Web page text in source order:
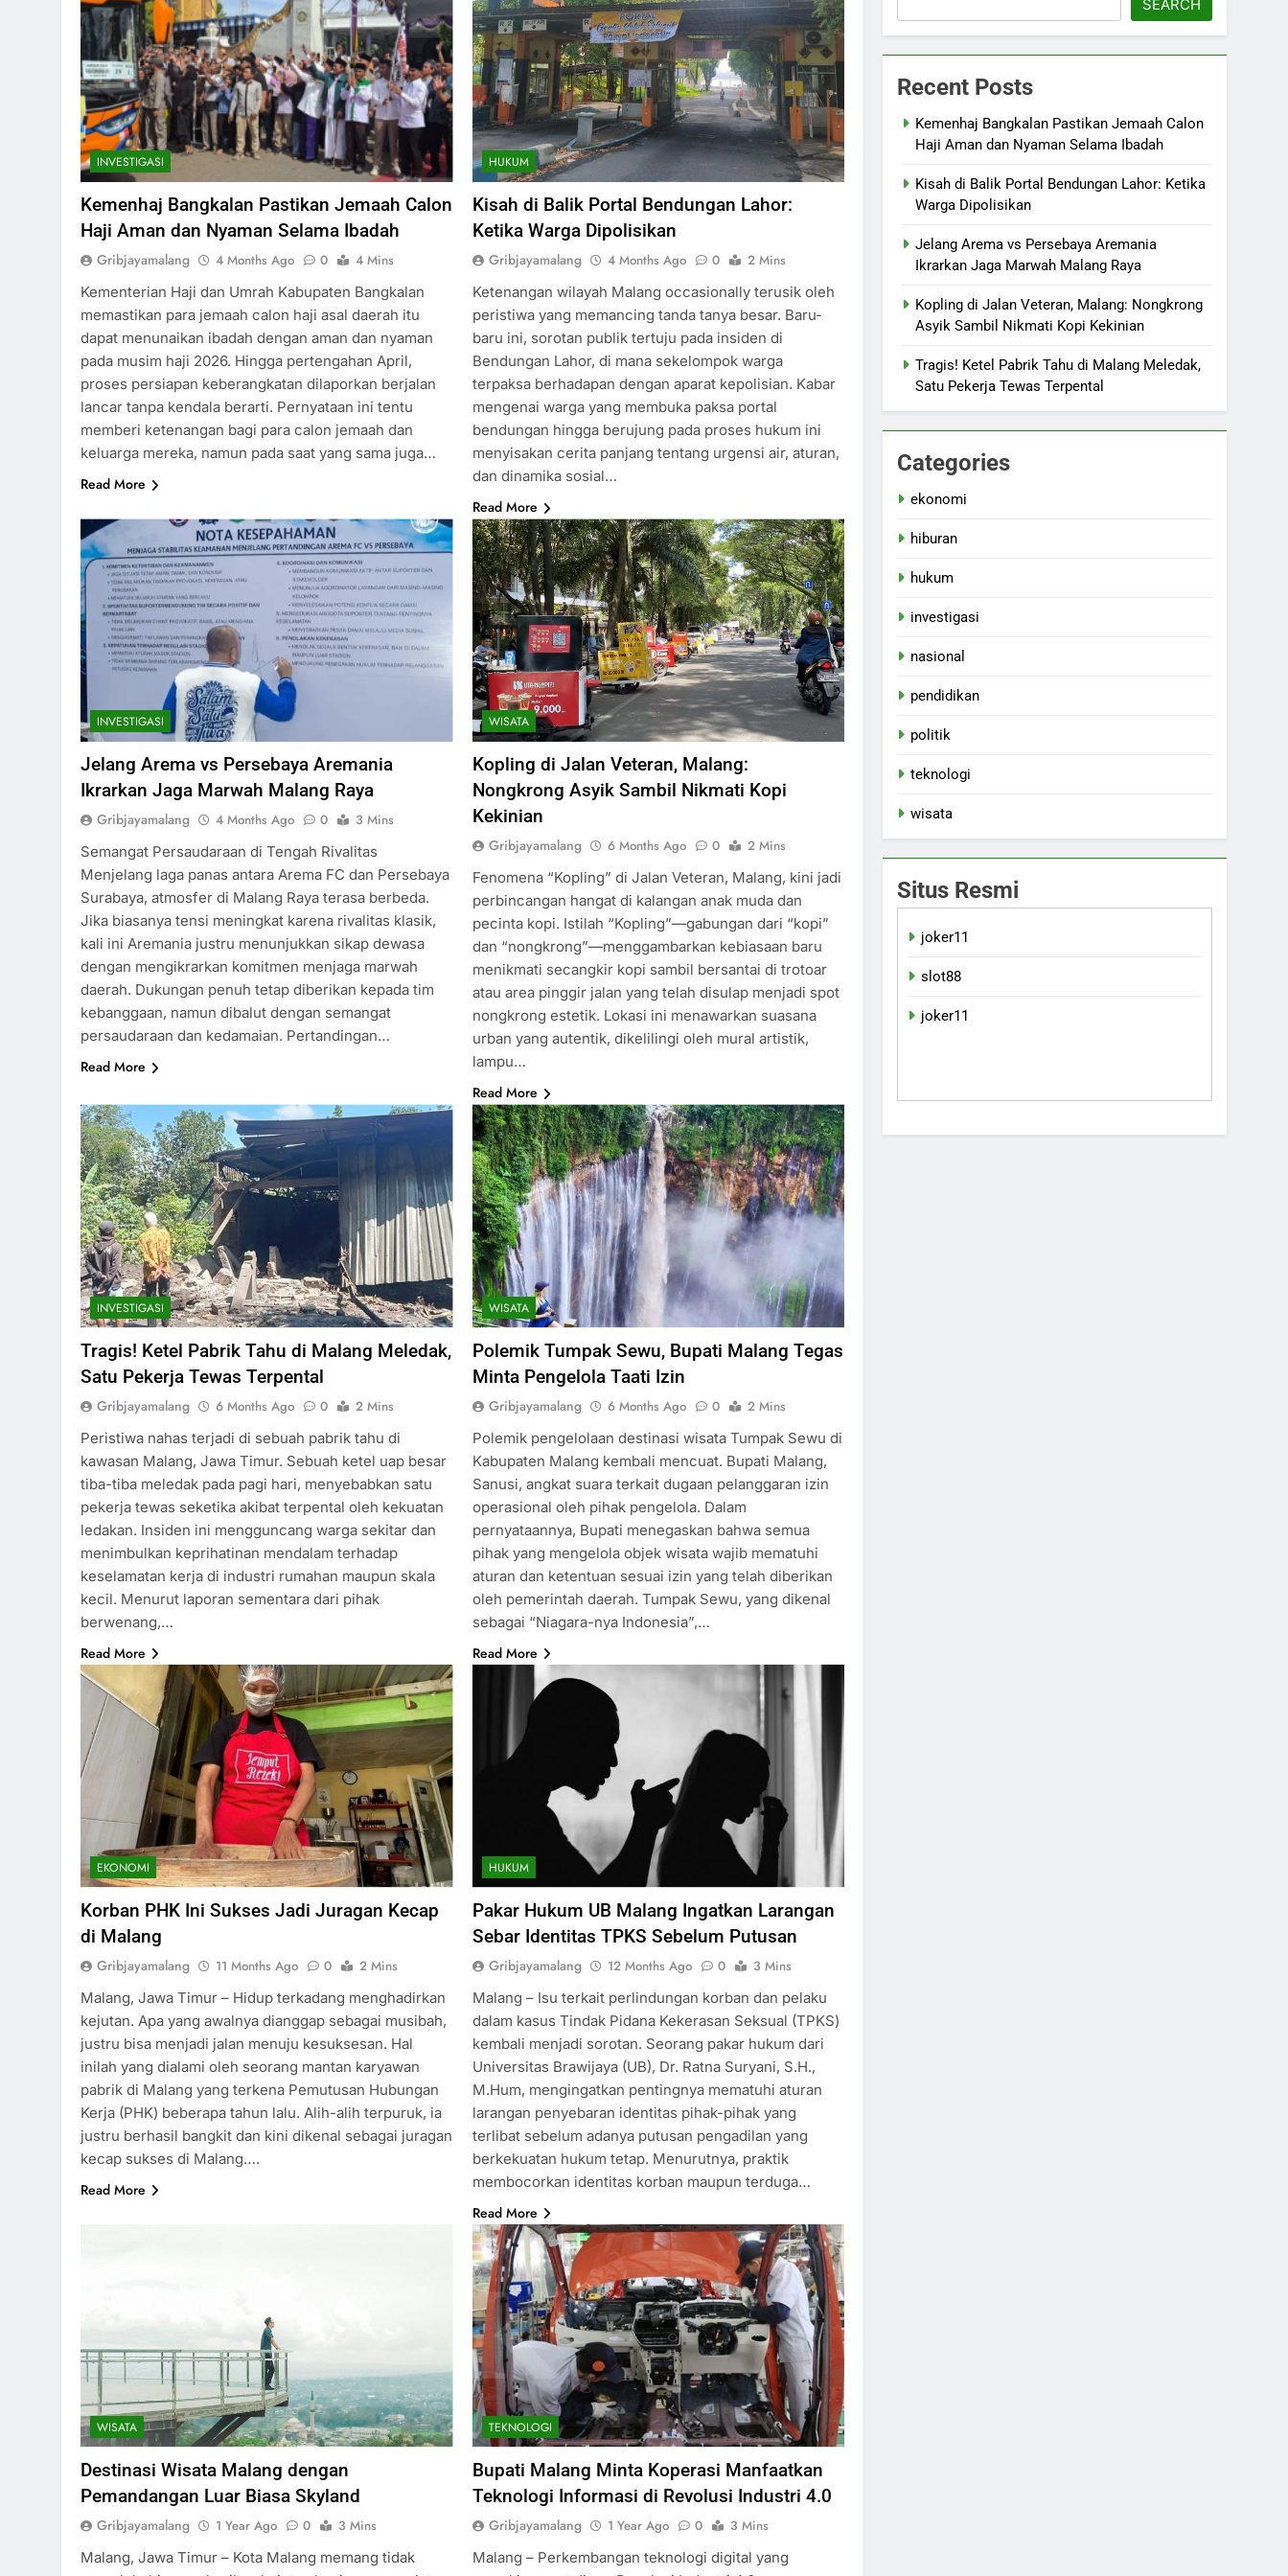
INVESTIGASI
Kemenhaj Bangkalan Pastikan Jemaah Calon
Haji Aman dan Nyaman Selama Ibadah
Gribjayamalang 4 Months Ago 0
4 Mins
Kementerian Haji dan Umrah Kabupaten Bangkalan
memastikan para jemaah calon haji asal daerah itu
dapat menunaikan ibadah dengan aman dan nyaman
pada musim haji 2026. Hingga pertengahan April,
proses persiapan keberangkatan dilaporkan berjalan
lancar tanpa kendala berarti. Pernyataan ini tentu
memberi ketenangan bagi para calon jemaah dan
keluarga mereka, namun pada saat yang sama juga…
Read More
HUKUM
Kisah di Balik Portal Bendungan Lahor:
Ketika Warga Dipolisikan
Gribjayamalang 4 Months Ago 0
2 Mins
Ketenangan wilayah Malang occasionally terusik oleh
peristiwa yang memancing tanda tanya besar. Baru-
baru ini, sorotan publik tertuju pada insiden di
Bendungan Lahor, di mana sekelompok warga
terpaksa berhadapan dengan aparat kepolisian. Kabar
mengenai warga yang membuka paksa portal
bendungan hingga berujung pada proses hukum ini
menyisakan cerita panjang tentang urgensi air, aturan,
dan dinamika sosial…
Read More
INVESTIGASI
Jelang Arema vs Persebaya Aremania
Ikrarkan Jaga Marwah Malang Raya
Gribjayamalang 4 Months Ago 0
3 Mins
Semangat Persaudaraan di Tengah Rivalitas
Menjelang laga panas antara Arema FC dan Persebaya
Surabaya, atmosfer di Malang Raya terasa berbeda.
Jika biasanya tensi meningkat karena rivalitas klasik,
kali ini Aremania justru menunjukkan sikap dewasa
dengan mengikrarkan komitmen menjaga marwah
daerah. Dukungan penuh tetap diberikan kepada tim
kebanggaan, namun dibalut dengan semangat
persaudaraan dan kedamaian. Pertandingan…
Read More
WISATA
Kopling di Jalan Veteran, Malang:
Nongkrong Asyik Sambil Nikmati Kopi
Kekinian
Gribjayamalang 6 Months Ago 0
2 Mins
Fenomena “Kopling” di Jalan Veteran, Malang, kini jadi
perbincangan hangat di kalangan anak muda dan
pecinta kopi. Istilah “Kopling”—gabungan dari “kopi”
dan “nongkrong”—menggambarkan kebiasaan baru
menikmati secangkir kopi sambil bersantai di trotoar
atau area pinggir jalan yang telah disulap menjadi spot
nongkrong estetik. Lokasi ini menawarkan suasana
urban yang autentik, dikelilingi oleh mural artistik,
lampu…
Read More
INVESTIGASI
Tragis! Ketel Pabrik Tahu di Malang Meledak,
Satu Pekerja Tewas Terpental
Gribjayamalang 6 Months Ago 0
2 Mins
Peristiwa nahas terjadi di sebuah pabrik tahu di
kawasan Malang, Jawa Timur. Sebuah ketel uap besar
tiba-tiba meledak pada pagi hari, menyebabkan satu
pekerja tewas seketika akibat terpental oleh kekuatan
ledakan. Insiden ini mengguncang warga sekitar dan
menimbulkan keprihatinan mendalam terhadap
keselamatan kerja di industri rumahan maupun skala
kecil. Menurut laporan sementara dari pihak
berwenang,…
Read More
WISATA
Polemik Tumpak Sewu, Bupati Malang Tegas
Minta Pengelola Taati Izin
Gribjayamalang 6 Months Ago 0
2 Mins
Polemik pengelolaan destinasi wisata Tumpak Sewu di
Kabupaten Malang kembali mencuat. Bupati Malang,
Sanusi, angkat suara terkait dugaan pelanggaran izin
operasional oleh pihak pengelola. Dalam
pernyataannya, Bupati menegaskan bahwa semua
pihak yang mengelola objek wisata wajib mematuhi
aturan dan ketentuan sesuai izin yang telah diberikan
oleh pemerintah daerah. Tumpak Sewu, yang dikenal
sebagai “Niagara-nya Indonesia”,…
Read More
EKONOMI
Korban PHK Ini Sukses Jadi Juragan Kecap
di Malang
Gribjayamalang 11 Months Ago 0
2 Mins
Malang, Jawa Timur – Hidup terkadang menghadirkan
kejutan. Apa yang awalnya dianggap sebagai musibah,
justru bisa menjadi jalan menuju kesuksesan. Hal
inilah yang dialami oleh seorang mantan karyawan
pabrik di Malang yang terkena Pemutusan Hubungan
Kerja (PHK) beberapa tahun lalu. Alih-alih terpuruk, ia
justru berhasil bangkit dan kini dikenal sebagai juragan
kecap sukses di Malang….
Read More
HUKUM
Pakar Hukum UB Malang Ingatkan Larangan
Sebar Identitas TPKS Sebelum Putusan
Gribjayamalang 12 Months Ago 0
3 Mins
Malang – Isu terkait perlindungan korban dan pelaku
dalam kasus Tindak Pidana Kekerasan Seksual (TPKS)
kembali menjadi sorotan. Seorang pakar hukum dari
Universitas Brawijaya (UB), Dr. Ratna Suryani, S.H.,
M.Hum, mengingatkan pentingnya mematuhi aturan
larangan penyebaran identitas pihak-pihak yang
terlibat sebelum adanya putusan pengadilan yang
berkekuatan hukum tetap. Menurutnya, praktik
membocorkan identitas korban maupun terduga…
Read More
WISATA
Destinasi Wisata Malang dengan
Pemandangan Luar Biasa Skyland
Gribjayamalang 1 Year Ago 0
3 Mins
Malang, Jawa Timur – Kota Malang memang tidak
TEKNOLOGI
Bupati Malang Minta Koperasi Manfaatkan
Teknologi Informasi di Revolusi Industri 4.0
Gribjayamalang 1 Year Ago 0
3 Mins
Malang – Perkembangan teknologi digital yang
SEARCH
Recent Posts
Kemenhaj Bangkalan Pastikan Jemaah Calon
Haji Aman dan Nyaman Selama Ibadah
Kisah di Balik Portal Bendungan Lahor: Ketika
Warga Dipolisikan
Jelang Arema vs Persebaya Aremania
Ikrarkan Jaga Marwah Malang Raya
Kopling di Jalan Veteran, Malang: Nongkrong
Asyik Sambil Nikmati Kopi Kekinian
Tragis! Ketel Pabrik Tahu di Malang Meledak,
Satu Pekerja Tewas Terpental
Categories
ekonomi
hiburan
hukum
investigasi
nasional
pendidikan
politik
teknologi
wisata
Situs Resmi
joker11
slot88
joker11